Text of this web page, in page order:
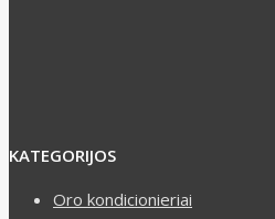
KATEGORIJOS
Oro kondicionieriai